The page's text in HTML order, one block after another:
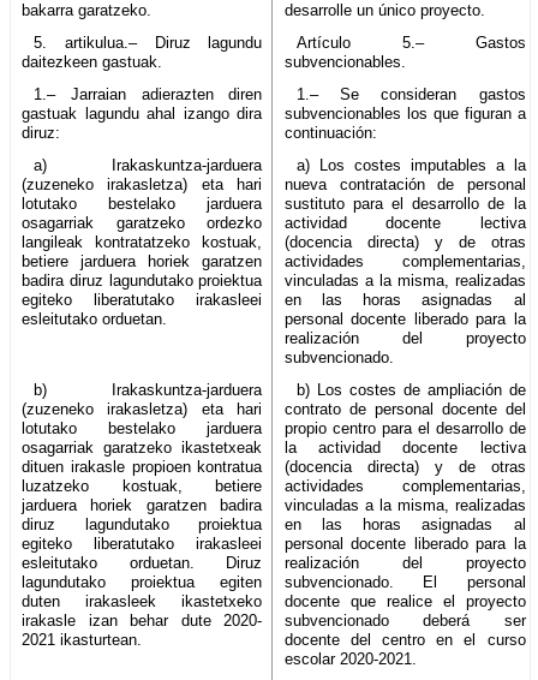
bakarra garatzeko.
desarrolle un único proyecto.
5. artikulua.– Diruz lagundu
daitezkeen gastuak.
Artículo 5.– Gastos
subvencionables.
1.– Jarraian adierazten diren
gastuak lagundu ahal izango dira
diruz:
1.– Se consideran gastos
subvencionables los que figuran a
continuación:
a) Irakaskuntza-jarduera
(zuzeneko irakasletza) eta hari
lotutako bestelako jarduera
osagarriak garatzeko ordezko
langileak kontratatzeko kostuak,
betiere jarduera horiek garatzen
badira diruz lagundutako proiektua
egiteko liberatutako irakasleei
esleitutako orduetan.
a) Los costes imputables a la
nueva contratación de personal
sustituto para el desarrollo de la
actividad docente lectiva
(docencia directa) y de otras
actividades complementarias,
vinculadas a la misma, realizadas
en las horas asignadas al
personal docente liberado para la
realización del proyecto
subvencionado.
b) Irakaskuntza-jarduera
(zuzeneko irakasletza) eta hari
lotutako bestelako jarduera
osagarriak garatzeko ikastetxeak
dituen irakasle propioen kontratua
luzatzeko kostuak, betiere
jarduera horiek garatzen badira
diruz lagundutako proiektua
egiteko liberatutako irakasleei
esleitutako orduetan. Diruz
lagundutako proiektua egiten
duten irakasleek ikastetxeko
irakasle izan behar dute 2020-
2021 ikasturtean.
b) Los costes de ampliación de
contrato de personal docente del
propio centro para el desarrollo de
la actividad docente lectiva
(docencia directa) y de otras
actividades complementarias,
vinculadas a la misma, realizadas
en las horas asignadas al
personal docente liberado para la
realización del proyecto
subvencionado. El personal
docente que realice el proyecto
subvencionado deberá ser
docente del centro en el curso
escolar 2020-2021.